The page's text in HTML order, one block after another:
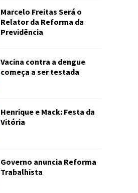
Marcelo Freitas Será o
Relator da Reforma da
Previdência
Vacina contra a dengue
começa a ser testada
Henrique e Mack: Festa da
Vitória
Governo anuncia Reforma
Trabalhista